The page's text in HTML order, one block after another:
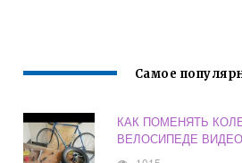
Самое
КАК ПОМЕНЯТЬ
ВЕЛОСИПЕДЕ ВИДЕО